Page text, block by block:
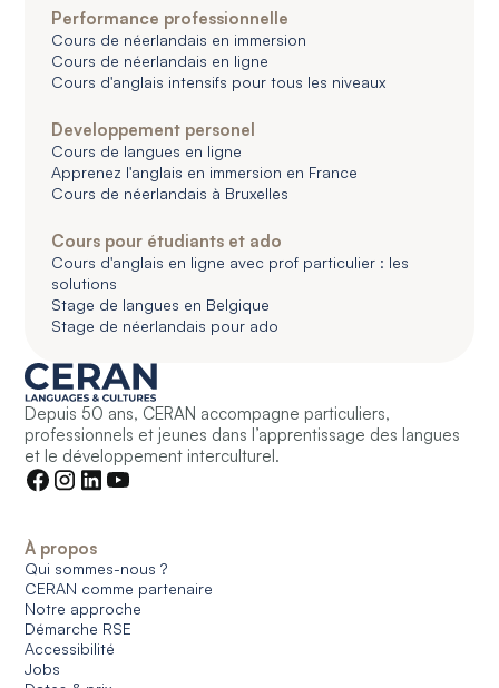
Performance professionnelle
Cours de néerlandais en immersion
Cours de néerlandais en ligne
Cours d'anglais intensifs pour tous les niveaux
Developpement personel
Cours de langues en ligne
Apprenez l'anglais en immersion en France
Cours de néerlandais à Bruxelles
Cours pour étudiants et ado
Cours d'anglais en ligne avec prof particulier : les
solutions
Stage de langues en Belgique
Stage de néerlandais pour ado
Depuis 50 ans, CERAN accompagne particuliers,
professionnels et jeunes dans l’apprentissage des langues
et le développement interculturel.
À propos
Qui sommes-nous ?
CERAN comme partenaire
Notre approche
Démarche RSE
Accessibilité
Jobs